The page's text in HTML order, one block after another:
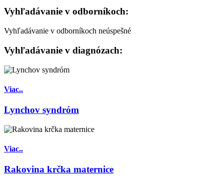
Vyhľadávanie v odborníkoch:
Vyhľadávanie v odborníkoch neúspešné
Vyhľadávanie v diagnózach:
Viac..
Lynchov syndróm
Viac..
Rakovina krčka maternice